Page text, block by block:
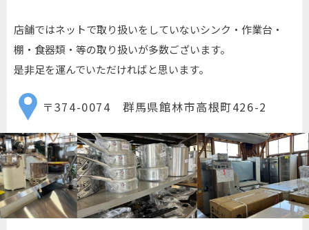
店舗ではネットで取り扱いをしていないシンク・作業台・
棚・食器類・等の取り扱いが多数ございます。
是非足を運んでいただければと思います。
〒374-0074 群馬県館林市高根町426-2